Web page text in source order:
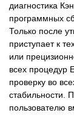
диагностика
программных
Только после
приступает к
или
всех процедур
проверку во
стабильности.
пользователю